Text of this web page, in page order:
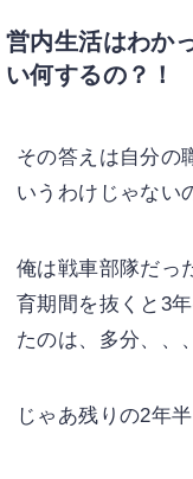
営内生活はわか
い何するの？！
その答えは自分の
いうわけじゃない
俺は戦車部隊だっ
育期間を抜くと3
たのは、多分、、
じゃあ残りの2年